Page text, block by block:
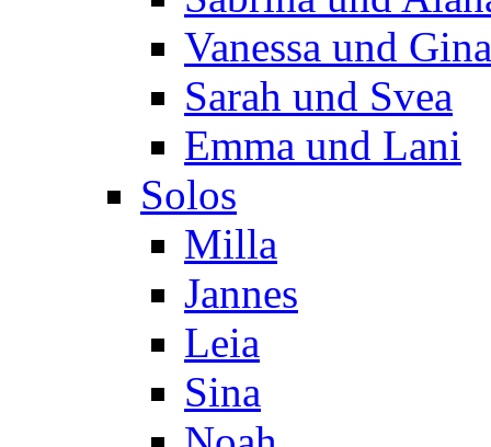
Vanessa und Gina
Sarah und Svea
Emma und Lani
Solos
Milla
Jannes
Leia
Sina